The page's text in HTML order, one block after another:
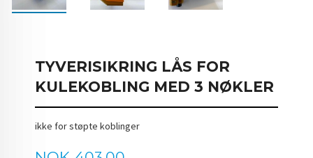
TYVERISIKRING LÅS FOR
KULEKOBLING MED 3 NØKLER
ikke for støpte koblinger